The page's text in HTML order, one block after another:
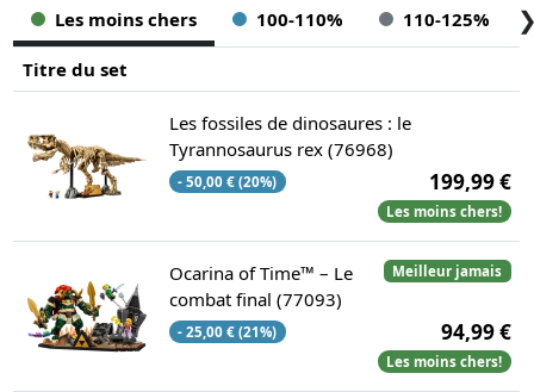
Les moins chers 100-110% 110-125%
Titre du set
Les fossiles de dinosaures : le
Tyrannosaurus rex (76968)
- 50,00 € (20%) 199,99 €
Les moins chers!
Meilleur jamais
Ocarina of Time™ – Le
combat final (77093)
- 25,00 € (21%) 94,99 €
Les moins chers!